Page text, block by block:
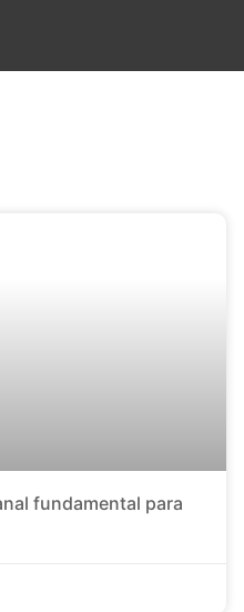
fundamental para